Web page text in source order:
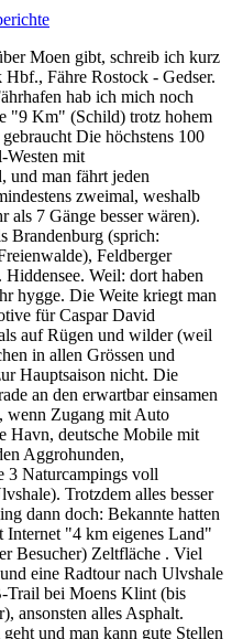
Moen gibt, schreib ich kurz
Fähre Rostock - Gedser.
hab ich mich noch
"9 Km" (Schild) trotz hohem
Die höchstens 100
Westen mit
und man fährt jeden
zweimal, weshalb
als 7 Gänge besser wären).
Brandenburg (sprich:
Feldberger
Hiddensee. Weil: dort haben
hygge. Die Weite kriegt man
für Caspar David
auf Rügen und wilder (weil
in allen Grössen und
Hauptsaison nicht. Die
an den erwartbar einsamen
wenn Zugang mit Auto
Havn, deutsche Mobile mit
Aggrohunden,
3 Naturcampings voll
Trotzdem alles besser
dann doch: Bekannte hatten
Internet "4 km eigenes Land"
Besucher) Zeltfläche . Viel
eine Radtour nach Ulvshale
bei Moens Klint (bis
ansonsten alles Asphalt.
und man kann gute Stellen